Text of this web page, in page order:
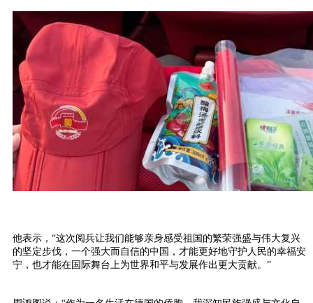
他表示，“这次阅兵让我们能够亲身感受祖国的繁荣强盛与伟大复兴
的坚定步伐，一个强大而自信的中国，才能更好地守护人民的幸福安
宁，也才能在国际舞台上为世界和平与发展作出更大贡献。”